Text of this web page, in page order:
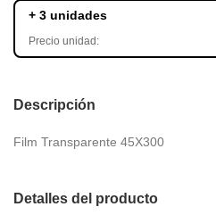
+ 3 unidades
Precio unidad:
Descripción
Film Transparente 45X300
Detalles del producto